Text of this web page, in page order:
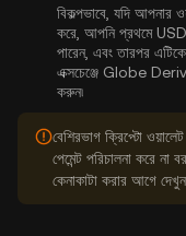
বিকল্পভাবে, যদি আপনার
করে, আপনি প্রথমে
পারেন, এবং তারপর
এক্সচেঞ্জে Globe
করুন৷
বেশিরভাগ ক্রিপ্টো
পেমেন্ট পরিচালনা করে না
কেনাকাটা করার আগে